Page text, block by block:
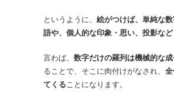
というように、 絵がつけば、単純な
語や、個人的な印象・思い、投影な
言わば、 数字だけの羅列は機械的な
ることで、そこに肉付けがなされ、
てくることになります。